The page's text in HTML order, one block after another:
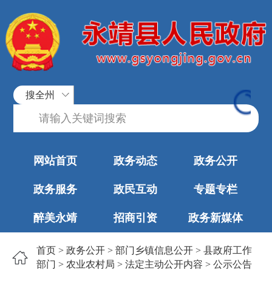
搜全州
网站首页 政务动态 政务公开
政务服务 政民互动 专题专栏
醉美永靖 招商引资 政务新媒体
首页 > 政务公开 > 部门乡镇信息公开 > 县政府工作
部门 > 农业农村局 > 法定主动公开内容 > 公示公告